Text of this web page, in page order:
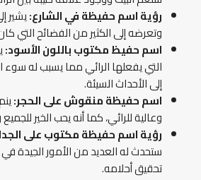
رؤية اسم حفيظة في الشارع:يشير
وتعرضه إلى الكثير من الفضائح التي
اسم حفيظ مكتوب باللون الأسود:
التي يفعلها الرائي مما يسبب له
إلى الأحداث السيئة.
اسم حفيظة منقوش على الحجر:
وعالية للرائي، كما أنه يحب الخير
رؤية اسم حفيظة مكتوب على
ستحدث له العديد من الأمور الجيدة
تحقيق أحلامه.